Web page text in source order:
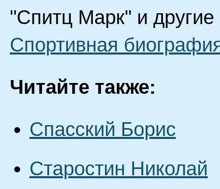
"Спитц Марк" и другие
Спортивная
Читайте также:
Спасский Борис
Старостин Николай